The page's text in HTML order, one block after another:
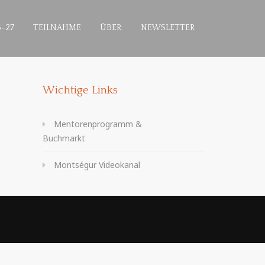
27 TEILNAHME ÜBER NEWSLETTER
Wichtige Links
Mentorenprogramm &
Buchmarkt
Montségur Videokanal